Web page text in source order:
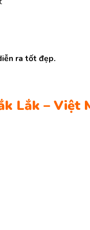
ra tốt đẹp.
Lắk – Việt